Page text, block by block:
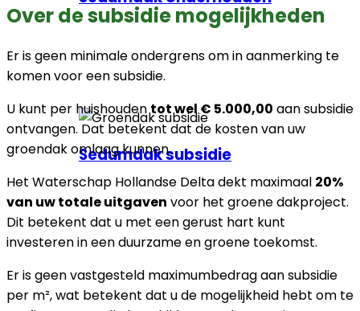
Sedumdak subsidie
Over de subsidie mogelijkheden
Er is geen minimale ondergrens om in aanmerking te
komen voor een subsidie.
U kunt per huishoudentot wel € 5.000,00 aan subsidie
ontvangen. Dat betekent dat de kosten van uw
groendak omlaag kunnen.
Het Waterschap Hollandse Delta dekt maximaal 20%
van uw totale uitgaven voor het groene dakproject.
Dit betekent dat u met een gerust hart kunt
investeren in een duurzame en groene toekomst.
Er is geen vastgesteld maximumbedrag aan subsidie
per m², wat betekent dat u de mogelijkheid hebt om te